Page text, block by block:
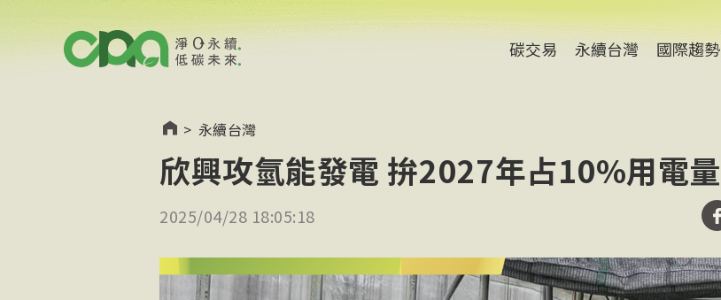
碳交易 永續台灣 國際趨勢
> 永續台灣
欣興攻氫能發電 拚2027年占10%用電量
2025/04/28 18:05:18